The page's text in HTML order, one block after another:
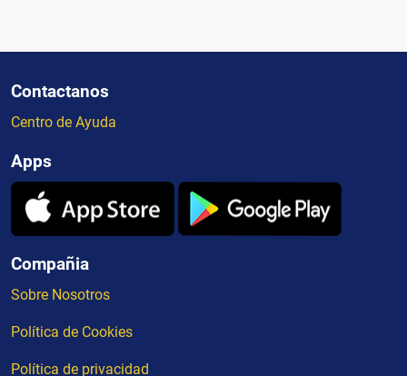
Contactanos
Centro de Ayuda
Apps
Compañia
Sobre Nosotros
Política de Cookies
Política de privacidad